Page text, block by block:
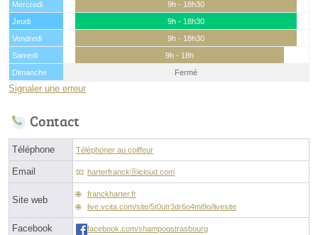
Mercredi
9h - 18h30
Jeudi
9h - 18h30
Vendredi
9h - 18h30
Samedi
9h - 18h
Dimanche
Fermé
Signaler une erreur
Contact
Téléphone Téléphoner au coiffeur
Email harterfranckⓐicloud.com
Site web
franckharter.fr
live.vcita.com/site/5t0utr3dr6o4mi9o/livesite
Facebook facebook.com/shampoostrasbourg